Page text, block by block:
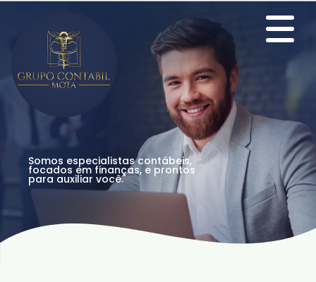
Somos especialistas contábeis,
focados em finanças, e prontos
para auxiliar você.